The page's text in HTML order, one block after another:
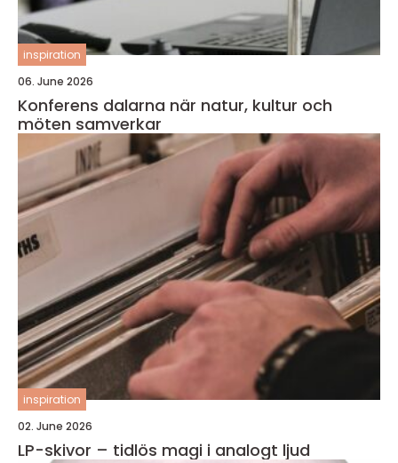
inspiration
06. June 2026
Konferens dalarna när natur, kultur och
möten samverkar
inspiration
02. June 2026
LP-skivor – tidlös magi i analogt ljud